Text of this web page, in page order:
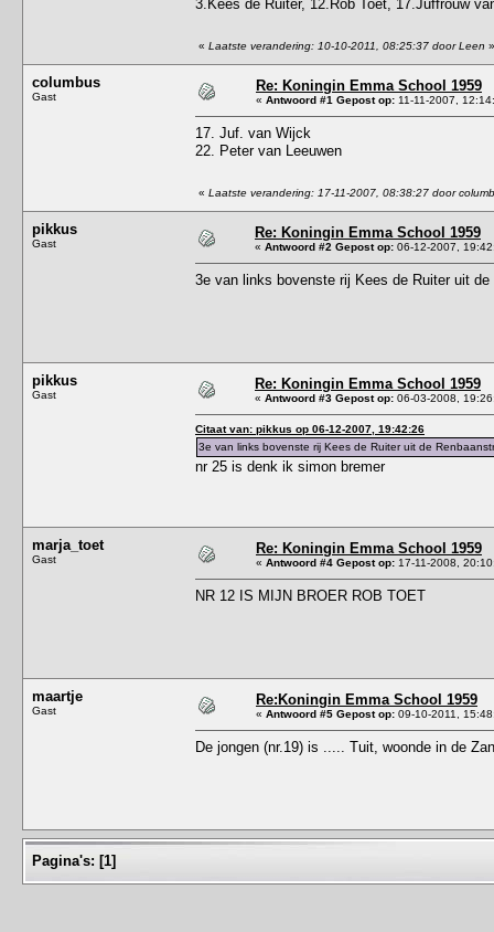
3.Kees de Ruiter, 12.Rob Toet, 17.Juffrouw
« Laatste verandering: 10-10-2011, 08:25:37 door Leen »
columbus
Gast
Re: Koningin Emma School 1959
« Antwoord #1 Gepost op: 11-11-2007,
17. Juf. van Wijck
22. Peter van Leeuwen
« Laatste verandering: 17-11-2007, 08:38:27 door
pikkus
Gast
Re: Koningin Emma School 1959
« Antwoord #2 Gepost op: 06-12-2007,
3e van links bovenste rij Kees de Ruiter uit de
pikkus
Gast
Re: Koningin Emma School 1959
« Antwoord #3 Gepost op: 06-03-2008,
Citaat van: pikkus op 06-12-2007, 19:42:26
3e van links bovenste rij Kees de Ruiter uit de
nr 25 is denk ik simon bremer
marja_toet
Gast
Re: Koningin Emma School 1959
« Antwoord #4 Gepost op: 17-11-2008,
NR 12 IS MIJN BROER ROB TOET
maartje
Gast
Re:Koningin Emma School 1959
« Antwoord #5 Gepost op: 09-10-2011,
De jongen (nr.19) is ..... Tuit, woonde in de
Pagina's: [1]